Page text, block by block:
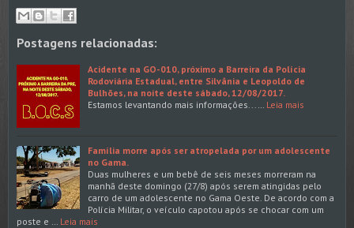
Postagens relacionadas:
Acidente na GO-010, próximo a Barreira da Polícia
Rodoviária Estadual, entre Silvânia e Leopoldo de
Bulhões, na noite deste sábado, 12/08/2017.
Estamos levantando mais informações...…
Leia mais
Família morre após ser atropelada por um adolescente
no Gama.
Duas mulheres e um bebê de seis meses morreram na
manhã deste domingo (27/8) após serem atingidas pelo
carro de um adolescente no Gama Oeste. De acordo com a
Polícia Militar, o veículo capotou após se chocar com um
poste e …
Leia mais